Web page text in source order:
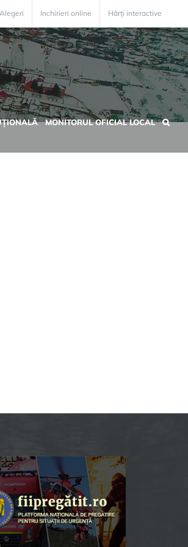
Inchirieri online Hărți interactive
MONITORUL OFICIAL LOCAL